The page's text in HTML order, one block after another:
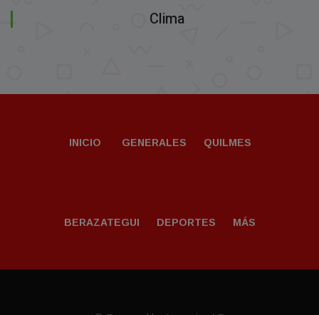
Clima
INICIO GENERALES QUILMES
BERAZATEGUI DEPORTES MÁS